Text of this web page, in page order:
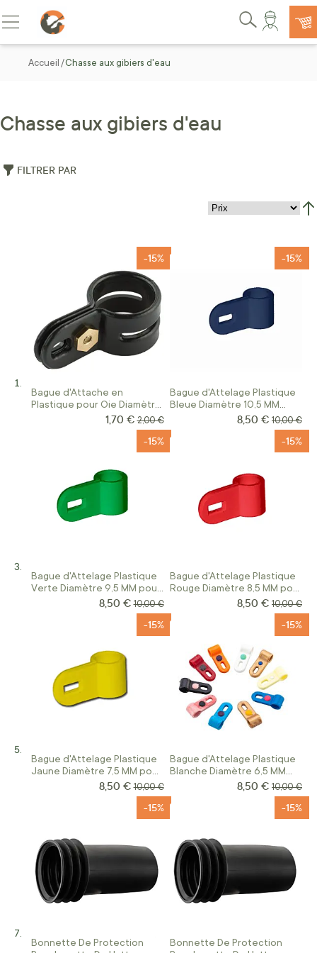
Allez au contenu
Basculer la navigation
Rechercher
Accueil Chasse aux gibiers d'eau
Chasse aux gibiers d'eau
FILTRER PAR
Bague d'Attache en
Plastique pour Oie Diamètre
-15%
Prix Spécial
1,70 € Prix normal
2,00 €
Bague d'Attelage Plastique
Bleue Diamètre 10,5 MM
pour Canard Colvert
-15%
Prix Spécial
8,50 € Prix
10,00 €
Bague d'Attelage Plastique
Verte Diamètre 9,5 MM pour
-15%
Prix Spécial
8,50 € Prix normal
10,00 €
Bague d'Attelage Plastique
Rouge Diamètre 8,5 MM pour
-15%
Prix Spécial
8,50 € Prix
10,00 €
Bague d'Attelage Plastique
Jaune Diamètre 7,5 MM pour
Sarcelle Hybride
-15%
Prix Spécial
8,50 € Prix normal
10,00 €
Bague d'Attelage Plastique
Blanche Diamètre 6,5 MM
-15%
Prix Spécial
8,50 € Prix
10,00 €
Bonnette De Protection
-15%
Bonnette De Protection
-15%